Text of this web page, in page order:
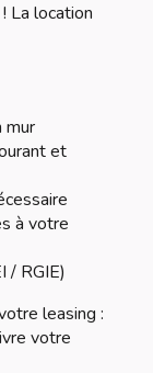
La location
mur
et
à votre
/ RGIE)
leasing :
votre